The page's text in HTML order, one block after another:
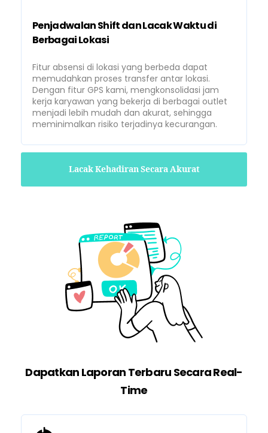
Penjadwalan Shift dan Lacak Waktu di
Berbagai Lokasi
Fitur absensi di lokasi yang berbeda dapat
memudahkan proses transfer antar lokasi.
Dengan fitur GPS kami, mengkonsolidasi jam
kerja karyawan yang bekerja di berbagai outlet
menjadi lebih mudah dan akurat, sehingga
meminimalkan risiko terjadinya kecurangan.
Lacak Kehadiran Secara Akurat
Dapatkan Laporan Terbaru Secara Real-
Time